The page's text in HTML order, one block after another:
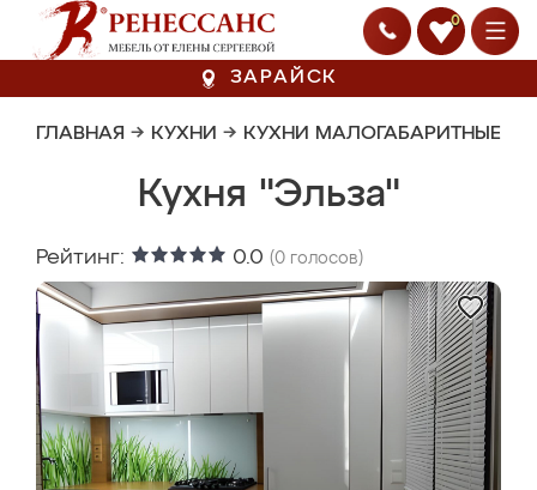
0
ЗАРАЙСК
ГЛАВНАЯ → КУХНИ → КУХНИ МАЛОГАБАРИТНЫЕ
Кухня "Эльза"
Рейтинг: 0.0 (0 голосов)